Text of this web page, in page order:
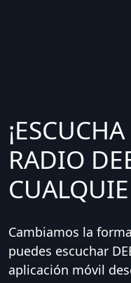
RADIO
Cambiamos la
puedes escuchar
aplicación móvil